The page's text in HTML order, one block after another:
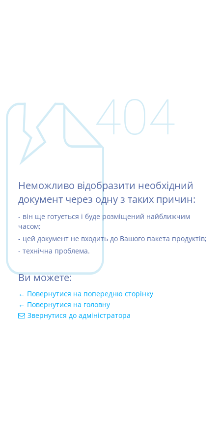
404
Неможливо відобразити необхідний
документ через одну з таких причин:
- він ще готується і буде розміщений найближчим
часом;
- цей документ не входить до Вашого пакета продуктів;
- технічна проблема.
Ви можете:
← Повернутися на попередню сторінку
← Повернутися на головну
Звернутися до адміністратора